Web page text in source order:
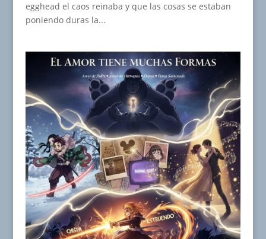
egghead el caos reinaba y que las cosas se estaban
poniendo duras la...